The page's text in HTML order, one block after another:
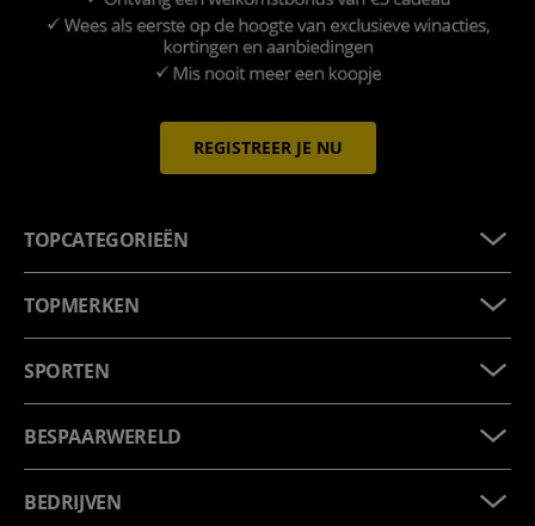
REGISTREER JE NU
TOPCATEGORIEËN
TOPMERKEN
SPORTEN
BESPAARWERELD
BEDRIJVEN